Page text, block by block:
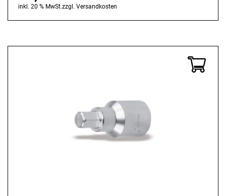
inkl. 20 % MwSt.zzgl. Versandkosten